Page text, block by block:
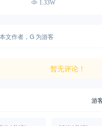
1.33W
文作者，G 为游客
暂无评论！
游